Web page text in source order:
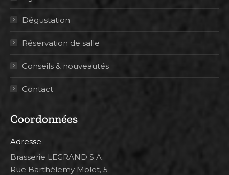
Dégustation
Réservation de salle
Conseils & nouveautés
Contact
Coordonnées
Adresse
Brasserie LEGRAND S.A.
Rue Barthélemy Molet, 5